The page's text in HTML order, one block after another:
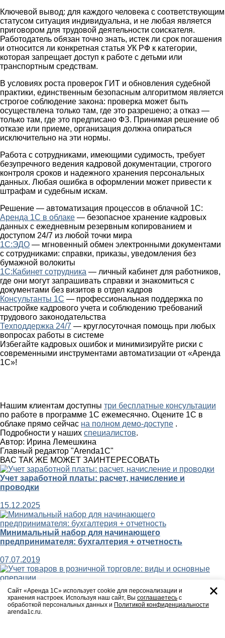
Ключевой вывод: для каждого человека с соответствующим
статусом ситуация индивидуальна, и не любая является
приговором для трудовой деятельности соискателя.
Работодатель обязан точно знать, истек ли срок погашения
и относится ли конкретная статья УК РФ к категории,
которая запрещает доступ к работе с детьми или
транспортным средствам.
В условиях роста проверок ГИТ и обновления судебной
практики, единственным безопасным алгоритмом является
строгое соблюдение закона: проверка может быть
осуществлена только там, где это разрешено; а отказ —
только там, где это предписано ФЗ. Принимая решение об
отказе или приеме, организация должна опираться
исключительно на эти нормы.
Работа с сотрудниками, имеющими судимость, требует
безупречного ведения кадровой документации, строгого
контроля сроков и надежного хранения персональных
данных. Любая ошибка в оформлении может привести к
штрафам и судебным искам.
Решение — автоматизация процессов в облачной 1С:
Аренда 1С в облаке — безопасное хранение кадровых
данных с ежедневным резервным копированием и
доступом 24/7 из любой точки мира
1С:ЭДО — мгновенный обмен электронными документами
с сотрудниками: справки, приказы, уведомления без
бумажной волокиты
1С:Кабинет сотрудника — личный кабинет для работников,
где они могут запрашивать справки и знакомиться с
документами без визитов в отдел кадров
Консультанты 1С — профессиональная поддержка по
настройке кадрового учета и соблюдению требований
трудового законодательства
Техподдержка 24/7 — круглосуточная помощь при любых
вопросах работы в системе
Избегайте кадровых ошибок и минимизируйте риски с
современными инструментами автоматизации от «Аренда
1С»!
Нашим клиентам доступны три бесплатные консультации
по работе в программе 1С ежемесячно. Оцените 1С в
облаке прямо сейчас на полном демо-доступе .
Подробности у наших специалистов.
Автор: Ирина Лемешкина
Главный редактор "Arenda1C"
ВАС ТАК ЖЕ МОЖЕТ ЗАИНТЕРЕСОВАТЬ
Учет заработной платы: расчет, начисление и
проводки
15.12.2025
Минимальный набор для начинающего
предпринимателя: бухгалтерия + отчетность
07.07.2019
Учет товаров в розничной торговле: виды и основные
операции
11.07.2025
Сайт «Аренда 1С» использует cookie для персонализации и
хранения настроек. Используя наш сайт, Вы соглашаетесь с
обработкой персональных данных и Политикой конфиденциальности
arenda1c.ru.